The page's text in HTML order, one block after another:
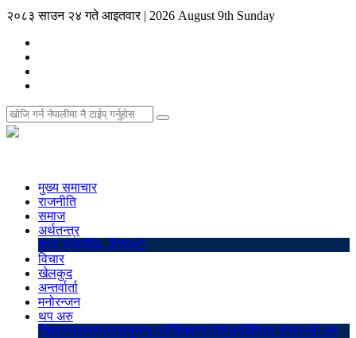
२०८३ साउन २४ गते आइतवार | 2026 August 9th Sunday
मुख्य समाचार
राजनीति
समाज
अर्थतन्त्र
शेयर बजारबैंक–वित्तअटो
विचार
खेलकुद
अन्तर्वार्ता
मनोरन्जन
थप अरु
शिक्षास्वास्थ्यप्रवाससुचना प्रविधिपत्रपत्रिकाबिचित्र संसारब्लो अप